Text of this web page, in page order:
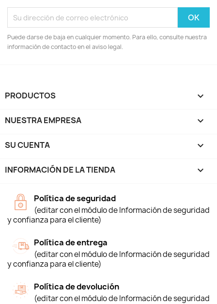
Puede darse de baja en cualquier momento. Para ello, consulte nuestra
información de contacto en el aviso legal.
PRODUCTOS 
NUESTRA EMPRESA 
SU CUENTA 
INFORMACIÓN DE LA TIENDA keyboard_arrow_down
Política de seguridad
(editar con el módulo de Información de seguridad
y confianza para el cliente)
Política de entrega
(editar con el módulo de Información de seguridad
y confianza para el cliente)
Política de devolución
(editar con el módulo de Información de seguridad